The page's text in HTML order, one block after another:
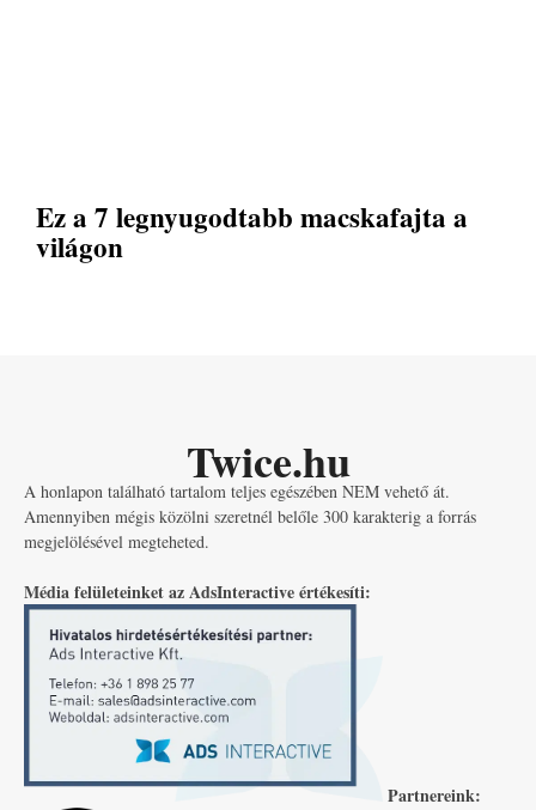
Ez a 7 legnyugodtabb macskafajta a
világon
Twice.hu
A honlapon található tartalom teljes egészében NEM vehető át.
Amennyiben mégis közölni szeretnél belőle 300 karakterig a forrás
megjelölésével megteheted.
Média felületeinket az AdsInteractive értékesíti:
Partnereink: